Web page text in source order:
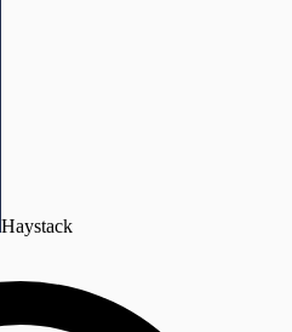
Haystack